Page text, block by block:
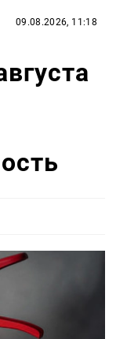
09.08.2026, 11:18